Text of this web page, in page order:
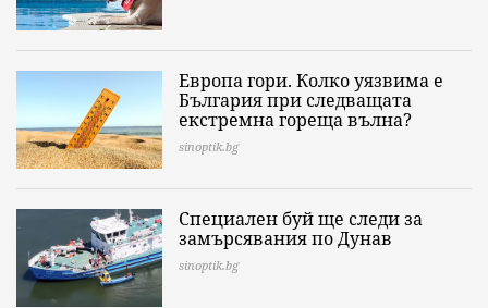
Европа гори. Колко уязвима е
България при следващата
екстремна гореща вълна?
sinoptik.bg
Специален буй ще следи за
замърсявания по Дунав
sinoptik.bg